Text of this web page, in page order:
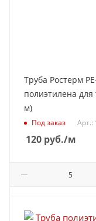
Труба Ростерм
полиэтилена для
м)
Под заказ Арт.:
120 руб./м